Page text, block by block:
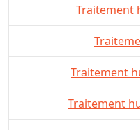
Traitement
Traitement
Traitement